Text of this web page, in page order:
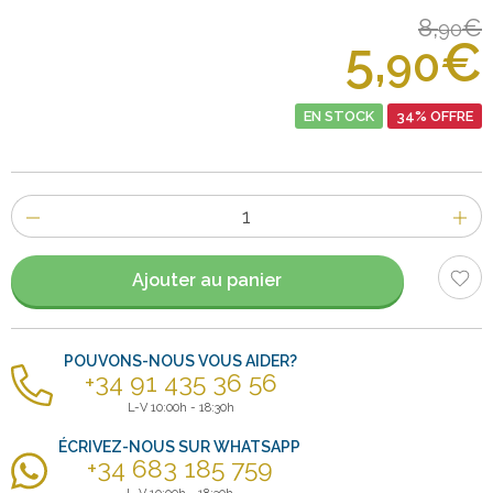
8,90€
5,90€
EN STOCK 34% OFFRE
Nombre
d'items
Ajouter au panier
POUVONS-NOUS VOUS AIDER?
+34 91 435 36 56
L-V 10:00h - 18:30h
ÉCRIVEZ-NOUS SUR WHATSAPP
+34 683 185 759